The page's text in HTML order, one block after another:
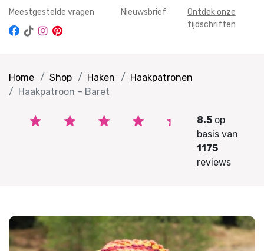
Meestgestelde vragen Nieuwsbrief
Ontdek onze
tijdschriften
Home Shop Haken
Haakpatronen
Haakpatroon – Baret
8.5op
basis van
1175
reviews